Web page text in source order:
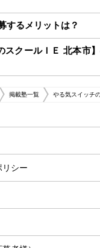
するメリットは？
スクールＩＥ 北本市
掲載塾一覧 やる気スイッチ
リシー